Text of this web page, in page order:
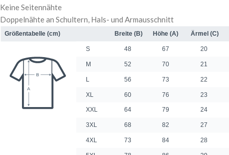
Keine Seitennähte
Doppelnähte an Schultern, Hals- und Armausschnitt